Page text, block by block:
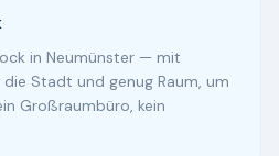
in Neumünster — mit
Stadt und genug Raum, um
Großraumbüro, kein